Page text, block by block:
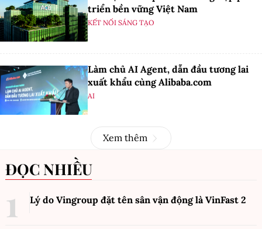
triển bền vững Việt Nam
KẾT NỐI SÁNG TẠO
Làm chủ AI Agent, dẫn đầu tương lai
xuất khẩu cùng Alibaba.com
AI
Xem thêm
ĐỌC NHIỀU
Lý do Vingroup đặt tên sân vận động là VinFast 2